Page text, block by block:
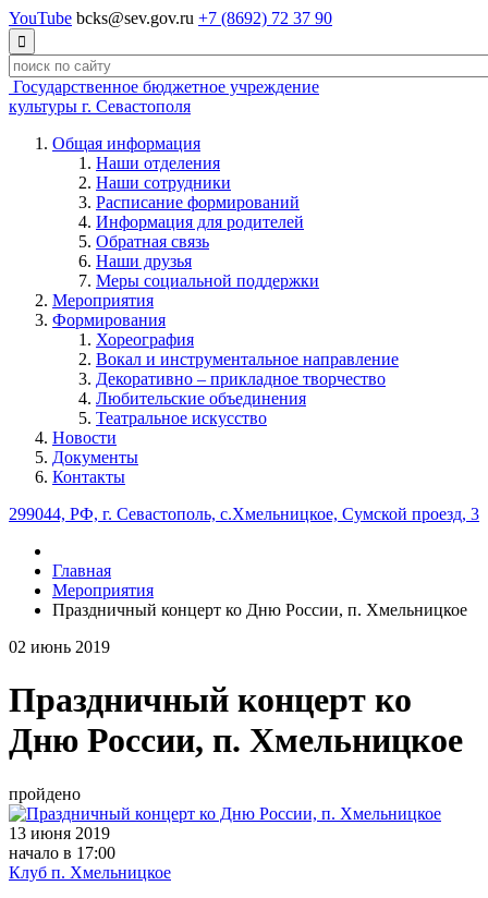
YouTube bcks@sev.gov.ru +7 (8692) 72 37 90

Государственное бюджетное учреждение
культуры г. Севастополя
Общая информация
Наши отделения
Наши сотрудники
Расписание формирований
Информация для родителей
Обратная связь
Наши друзья
Меры социальной поддержки
Мероприятия
Формирования
Хореография
Вокал и инструментальное направление
Декоративно – прикладное творчество
Любительские объединения
Театральное искусство
Новости
Документы
Контакты
299044, РФ, г. Севастополь, с.Хмельницкое, Сумской проезд, 3
Главная
Мероприятия
Праздничный концерт ко Дню России, п. Хмельницкое
02 июнь 2019
Праздничный концерт ко
Дню России, п. Хмельницкое
пройдено
13 июня 2019
начало в 17:00
Клуб п. Хмельницкое